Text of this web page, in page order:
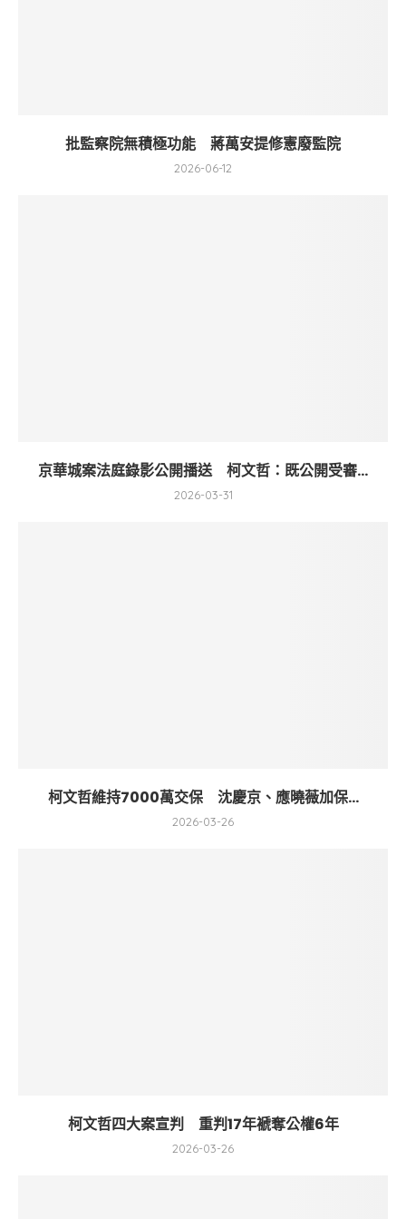
批監察院無積極功能 蔣萬安提修憲廢監院
2026-06-12
京華城案法庭錄影公開播送 柯文哲：既公開受審...
2026-03-31
柯文哲維持7000萬交保 沈慶京、應曉薇加保...
2026-03-26
柯文哲四大案宣判 重判17年褫奪公權6年
2026-03-26